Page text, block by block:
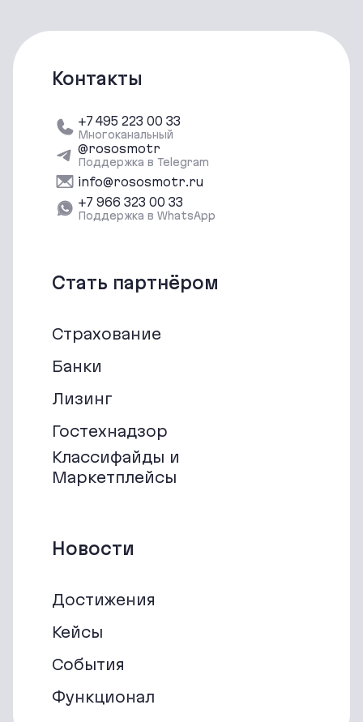
Контакты
+7 495 223 00 33
Многоканальный
@rososmotr
Поддержка в Telegram
info@rososmotr.ru
‪+7 966 323 00 33‬
Поддержка в WhatsApp
Стать партнёром
Страхование
Банки
Лизинг
Гостехнадзор
Классифайды и
Маркетплейсы
Новости
Достижения
Кейсы
События
Функционал